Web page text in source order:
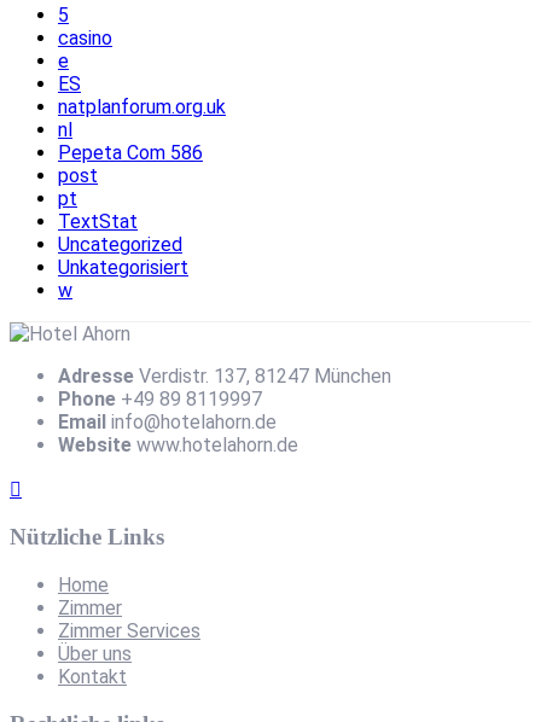
5
casino
e
ES
natplanforum.org.uk
nl
Pepeta Com 586
post
pt
TextStat
Uncategorized
Unkategorisiert
w
Adresse Verdistr. 137, 81247 München
Phone +49 89 8119997
Email info@hotelahorn.de
Website www.hotelahorn.de
Nützliche Links
Home
Zimmer
Zimmer Services
Über uns
Kontakt